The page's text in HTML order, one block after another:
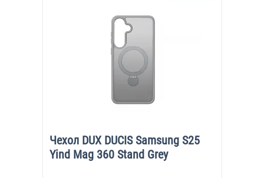
Чехол DUX DUCIS Samsung S25
Yind Mag 360 Stand Grey